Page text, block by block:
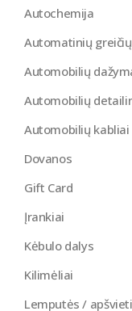
Autochemija
Automatinių
Automobilių
Automobilių
Automobilių kabliai
Dovanos
Gift Card
Įrankiai
Kėbulo dalys
Kilimėliai
Lemputės /